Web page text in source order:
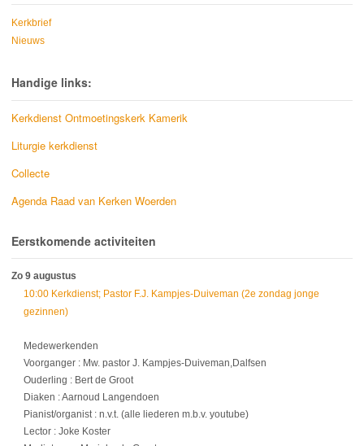
Kerkbrief
Nieuws
Handige links:
Kerkdienst Ontmoetingskerk Kamerik
Liturgie kerkdienst
Collecte
Agenda Raad van Kerken Woerden
Eerstkomende activiteiten
Zo 9 augustus
10:00 Kerkdienst; Pastor F.J. Kampjes-Duiveman (2e zondag jonge
gezinnen)
Medewerkenden
Voorganger : Mw. pastor J. Kampjes-Duiveman,Dalfsen
Ouderling : Bert de Groot
Diaken : Aarnoud Langendoen
Pianist/organist : n.v.t. (alle liederen m.b.v. youtube)
Lector : Joke Koster